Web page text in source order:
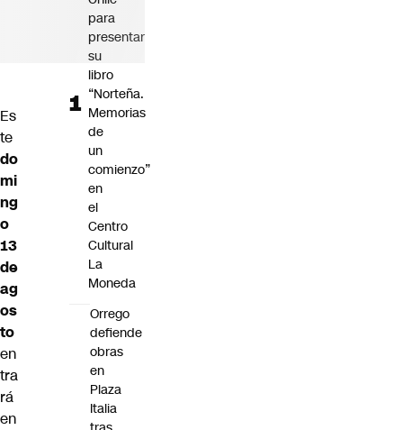
Es
te
do
mi
ng
o
13
de
ag
os
to
en
tra
rá
en
para
presentar
su
libro
“Norteña.
Memorias
de
un
comienzo”
en
el
Centro
Cultural
La
Moneda
Orrego
defiende
obras
en
Plaza
Italia